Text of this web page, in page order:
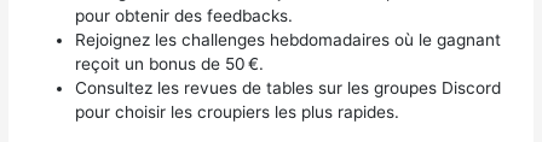
pour obtenir des feedbacks.
Rejoignez les challenges hebdomadaires où le gagnant
reçoit un bonus de 50 €.
Consultez les revues de tables sur les groupes Discord
pour choisir les croupiers les plus rapides.